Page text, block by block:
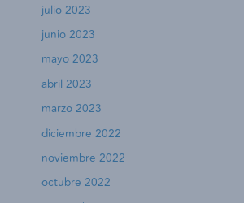
julio 2023
junio 2023
mayo 2023
abril 2023
marzo 2023
diciembre 2022
noviembre 2022
octubre 2022